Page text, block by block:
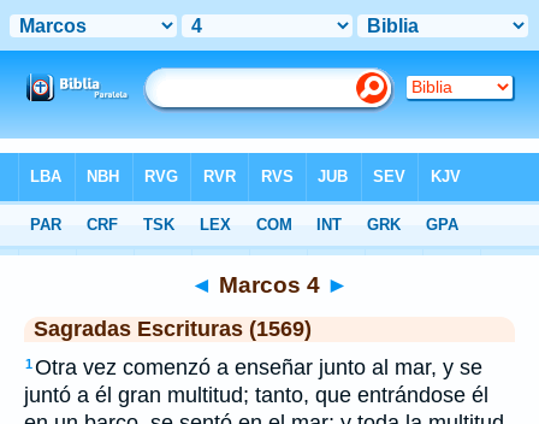
>SEV> Marcos 4
◄ Marcos 4 ►
Sagradas Escrituras (1569)
1Otra vez comenzó a enseñar junto al mar, y se
juntó a él gran multitud; tanto, que entrándose él